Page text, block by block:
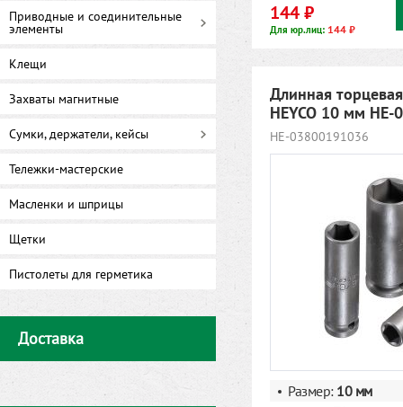
Приводные и соединительные
элементы
Клещи
Захваты магнитные
Сумки, держатели, кейсы
Тележки-мастерские
Масленки и шприцы
Щетки
Пистолеты для герметика
Доставка
144 ₽
Для юр.лиц: 144 ₽
Длинная
HEYCO 10 мм
HE-03800191036
Размер: 10 мм